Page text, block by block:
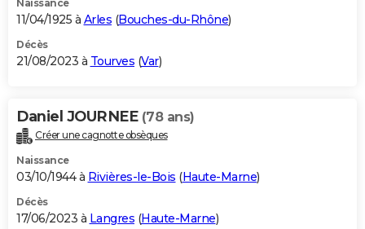
Naissance
11/04/1925 à Arles (Bouches-du-Rhône)
Décès
21/08/2023 à Tourves (Var)
Daniel JOURNEE (78 ans)
Créer une cagnotte obsèques
Naissance
03/10/1944 à Rivières-le-Bois (Haute-Marne)
Décès
17/06/2023 à Langres (Haute-Marne)